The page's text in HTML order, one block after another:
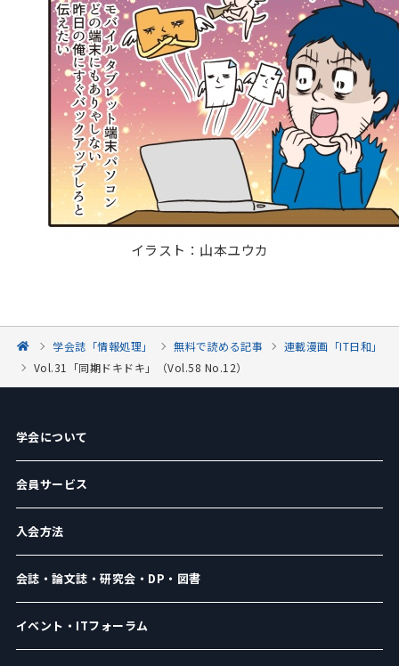
イラスト：山本ユウカ
学会誌「情報処理」 無料で読める記事
連載漫画「IT日和」
Vol.31「同期ドキドキ」（Vol.58 No.12）
学会について
会員サービス
入会方法
会誌・論文誌・研究会・DP・図書
イベント・ITフォーラム